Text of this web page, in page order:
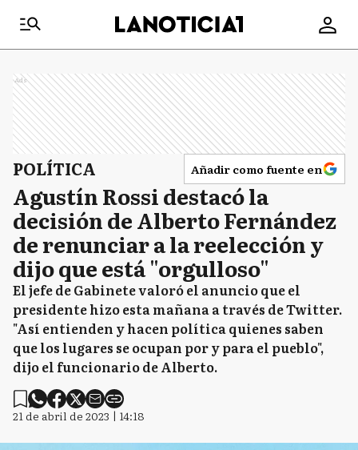
Ads
POLÍTICA Añadir como fuente en
Agustín Rossi destacó la
decisión de Alberto Fernández
de renunciar a la reelección y
dijo que está "orgulloso"
El jefe de Gabinete valoró el anuncio que el
presidente hizo esta mañana a través de Twitter.
"Así entienden y hacen política quienes saben
que los lugares se ocupan por y para el pueblo",
dijo el funcionario de Alberto.
21 de abril de 2023 | 14:18